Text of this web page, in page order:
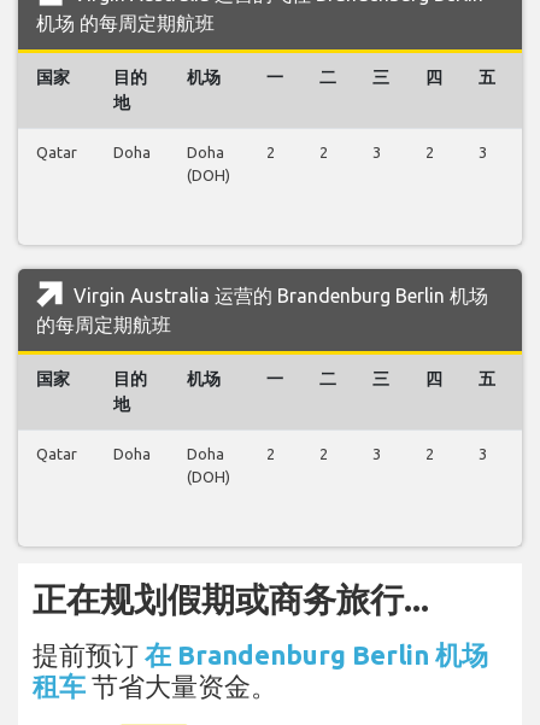
机场 的每周定期航班
国家
目的
地
机场 一 二 三 四 五
Qatar Doha
Doha
(DOH)
2 2 3 2 3
Virgin Australia 运营的 Brandenburg Berlin 机场
的每周定期航班
国家
目的
地
机场 一 二 三 四 五
Qatar Doha
Doha
(DOH)
2 2 3 2 3
正在规划假期或商务旅行...
提前预订 在 Brandenburg Berlin 机场
租车 节省大量资金。